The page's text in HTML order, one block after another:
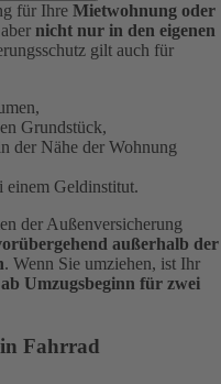
für Ihre Mietwohnung oder
nicht nur in den eigenen
gilt auch für
Grundstück,
der Nähe der Wohnung
einem Geldinstitut.
der Außenversicherung
außerhalb der
. Wenn Sie umziehen, ist Ihr
ab Umzugsbeginn für zwei
Fahrrad